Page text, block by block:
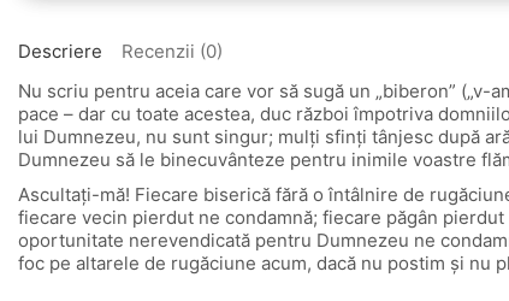
Descriere
Recenzii (0)
Nu scriu pentru aceia care vor să sugă un „biberon”
pace – dar cu toate acestea, duc război împotriva
lui Dumnezeu, nu sunt singur; mulţi sfinţi tânjesc după
Dumnezeu să le binecuvânteze pentru inimile voastre
Ascultaţi-mă! Fiecare biserică fără o întâlnire de
fiecare vecin pierdut ne condamnă; fiecare păgân
oportunitate nerevendicată pentru Dumnezeu ne
foc pe altarele de rugăciune acum, dacă nu postim şi nu